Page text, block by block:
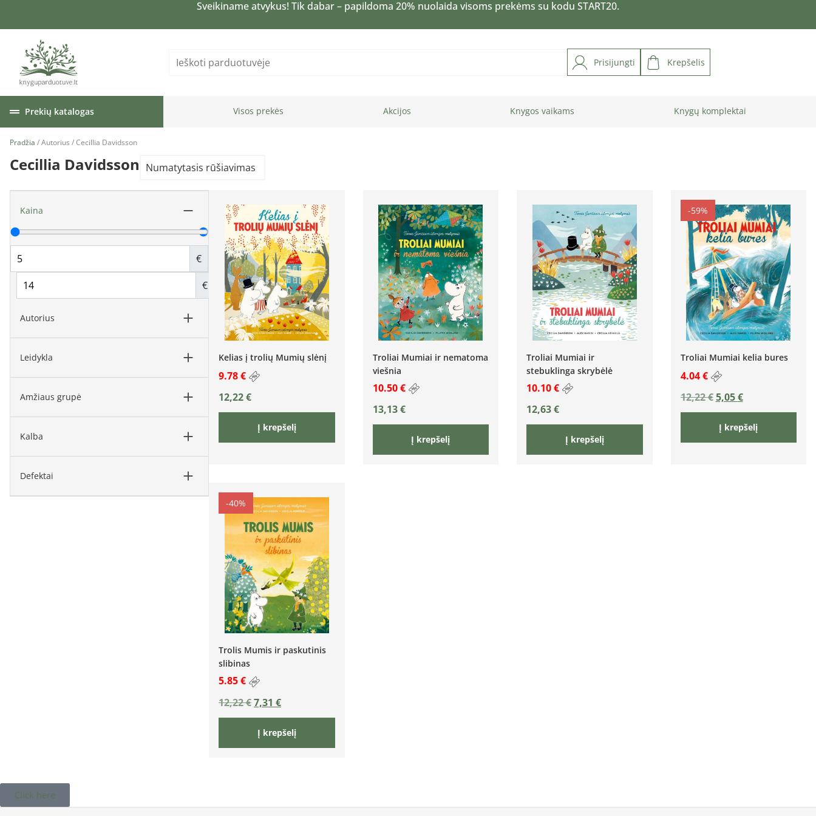
Sveikiname atvykus! Tik dabar – papildoma 20% nuolaida visoms prekėms su kodu START20.
Prisijungti Krepšelis
Prekių katalogas Visos prekės Akcijos Knygos vaikams Knygų komplektai
Pradžia / Autorius / Cecillia Davidsson
Cecillia Davidsson
Kaina
€
€
Autorius
Leidykla
Amžiaus grupė
Kalba
Defektai
Kelias į trolių Mumių slėnį
9.78 €
12,22€
Į krepšelį
Troliai Mumiai ir nematoma
viešnia
10.50 €
13,13€
Į krepšelį
Troliai Mumiai ir
stebuklinga skrybėlė
10.10 €
12,63€
Į krepšelį
-59%
Troliai Mumiai kelia bures
4.04 €
12,22€ 5,05€
Į krepšelį
-40%
Trolis Mumis ir paskutinis
slibinas
5.85 €
12,22€7,31 €
Į krepšelį
Click here